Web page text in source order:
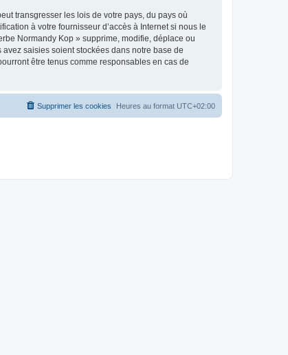
transgresser les lois de votre pays, du pays où
à votre fournisseur d’accès à Internet si nous le
Normandy Kop » supprime, modifie, déplace ou
saisies soient stockées dans notre base de
être tenus comme responsables en cas de
Heures au format UTC+02:00
Supprimer les cookies